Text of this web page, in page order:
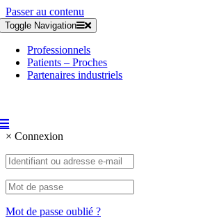
Passer au contenu
Toggle Navigation
Professionnels
Patients – Proches
Partenaires industriels
× Connexion
Mot de passe oublié ?